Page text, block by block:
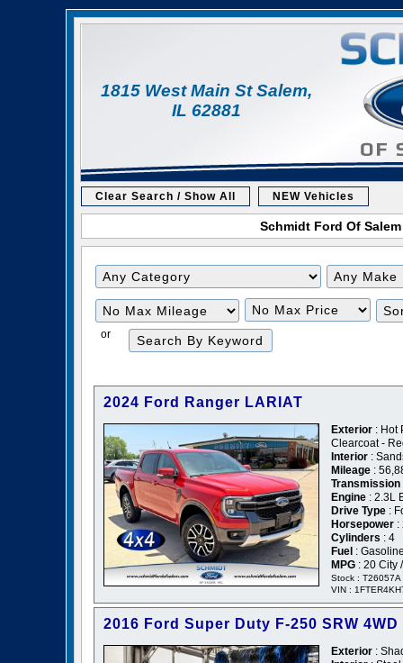
1815 West Main St Salem,
IL 62881
Clear Search / Show All NEW Vehicles
Schmidt Ford Of
Filter
Mileage
Filter
Price
or
2024 Ford Ranger LARIAT
Exterior : Hot
Clearcoat -
Interior :
Mileage :
Transmission
Engine : 2.3L
Drive Type :
Horsepower :
Cylinders : 4
Fuel :
MPG : 20 City
Stock : T26057A
VIN :
2016 Ford Super Duty F-250 SRW
Exterior :